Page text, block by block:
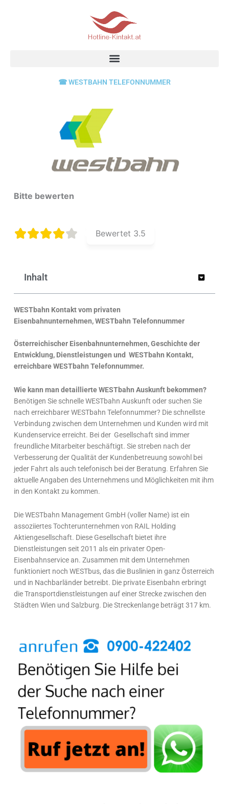
☎ WESTBAHN TELEFONNUMMER
Bitte bewerten
Bewertet 3.5
Inhalt
WESTbahn Kontaktvom privaten
Eisenbahnunternehmen, WESTbahn Telefonnummer
Österreichischer Eisenbahnunternehmen, Geschichte der
Entwicklung, Dienstleistungen undWESTbahn Kontakt,
erreichbare WESTbahn Telefonnummer.
Wie kann man detaillierte WESTbahn Auskunft bekommen?
Benötigen Sie schnelle WESTbahn Auskunft oder suchen Sie
nach erreichbarer WESTbahn Telefonnummer? Die schnellste
Verbindung zwischen dem Unternehmen und Kunden wird mit
Kundenservice erreicht. Bei der Gesellschaft sind immer
freundliche Mitarbeiter beschäftigt. Sie streben nach der
Verbesserung der Qualität der Kundenbetreuung sowohl bei
jeder Fahrt als auch telefonisch bei der Beratung. Erfahren Sie
aktuelle Angaben des Unternehmens und Möglichkeiten mit ihm
in den Kontakt zu kommen.
Die WESTbahn Management GmbH (voller Name) ist ein
assoziiertes Tochterunternehmen von RAIL Holding
Aktiengesellschaft. Diese Gesellschaft bietet ihre
Dienstleistungen seit 2011 als ein privater Open-
Eisenbahnservice an. Zusammen mit dem Unternehmen
funktioniert noch WESTbus, das die Buslinien in ganz Österreich
und in Nachbarländer betreibt. Die private Eisenbahn erbringt
die Transportdienstleistungen auf einer Strecke zwischen den
Städten Wien und Salzburg. Die Streckenlange beträgt 317 km.